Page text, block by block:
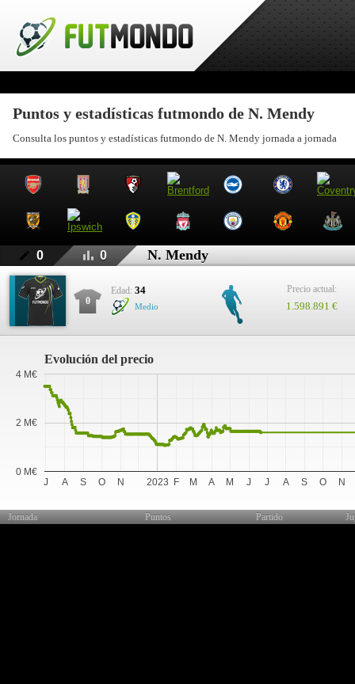
Puntos y estadísticas futmondo de N. Mendy
Consulta los puntos y estadísticas futmondo de N. Mendy jornada a jornada
0 0 N. Mendy
0
Edad: 34
Medio
Precio actual:
1.598.891 €
Evolución del precio
2023
J A S O N F M A M J J A S O N
0 M€
2 M€
4 M€
Jornada Puntos Partido